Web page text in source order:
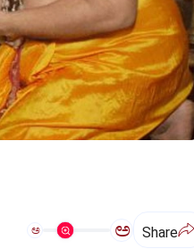
ಅ ಅ Share